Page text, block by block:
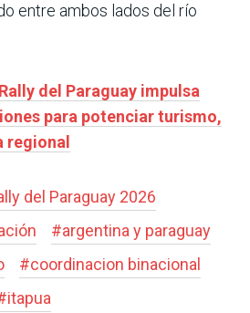
entre ambos lados del río
del Paraguay impulsa
para potenciar turismo,
del Paraguay 2026
#argentina y paraguay
#coordinacion binacional
itapua